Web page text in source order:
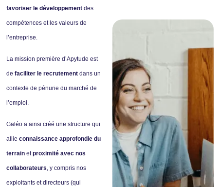
favoriser le développement des
compétences et les valeurs de
l’entreprise.
La mission première d’Apytude est
defaciliter le recrutement dans un
contexte de pénurie du marché de
l’emploi.
Galéo a ainsi créé une structure qui
allie connaissance approfondie du
terrain etproximité avec nos
collaborateurs, y compris nos
exploitants et directeurs (qui